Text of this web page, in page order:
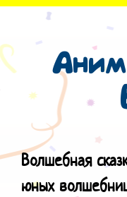
Волшебная
юных